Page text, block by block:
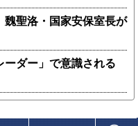
魏聖洛・国家安保室長が
ーダー」で意識される